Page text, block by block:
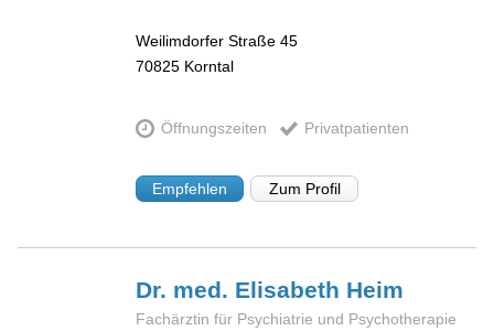
Weilimdorfer Straße 45
70825 Korntal
Öffnungszeiten Privatpatienten
Empfehlen Zum Profil
Dr. med. Elisabeth Heim
Fachärztin für Psychiatrie und Psychotherapie